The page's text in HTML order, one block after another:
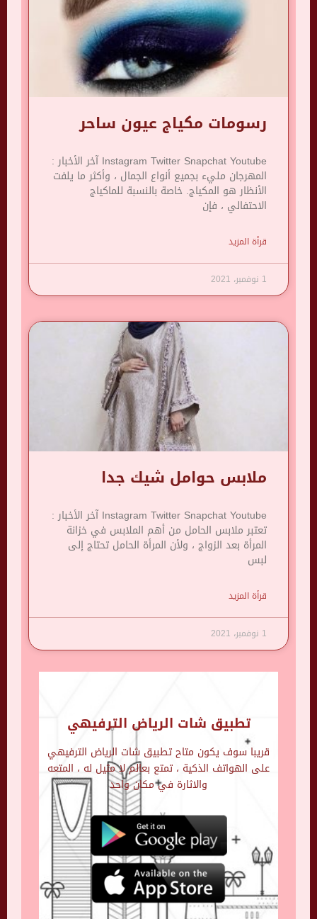
رسومات مكياج عيون ساحر
Instagram Twitter Snapchat Youtube آخر الأخبار :
المهرجان مليء بجميع أنواع الجمال ، وأكثر ما يلفت
الأنظار هو المكياج. خاصة بالنسبة للماكياج
الاحتفالي ، فإن
قرأة المزيد
1 نوفمبر، 2021
ملابس حوامل شيك جدا
Instagram Twitter Snapchat Youtube آخر الأخبار :
تعتبر ملابس الحامل من أهم الملابس في خزانة
المرأة بعد الزواج ، ولأن المرأة الحامل تحتاج إلى
لبس
قرأة المزيد
1 نوفمبر، 2021
تطبيق شات الرياض الترفيهي
قريبا سوف يكون متاح تطبيق شات الرياض الترفيهي
على الهواتف الذكية ، تمتع بعالم لا مثيل له ، المتعه
والاثارة في مكان واحد